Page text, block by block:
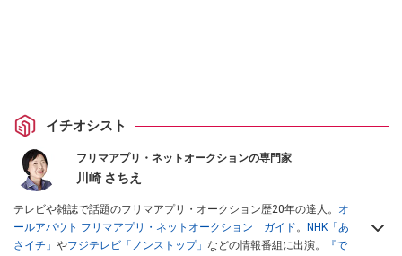
イチオシスト
フリマアプリ・ネットオークションの専門家
川崎 さちえ
テレビや雑誌で話題のフリマアプリ・オークション歴20年の達人。 オ
ールアバウト フリマアプリ・ネットオークション ガイド。
NHK「あ
さイチ」 やフジテレビ「ノンストップ」 などの情報番組に出演。
『で